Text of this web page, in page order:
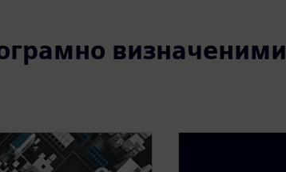
визначеними